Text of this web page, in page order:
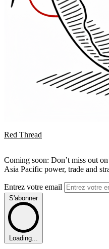
Red Thread
Coming soon: Don’t miss out
Asia Pacific power, trade and
Entrez votre email
S'abonner
Loading...